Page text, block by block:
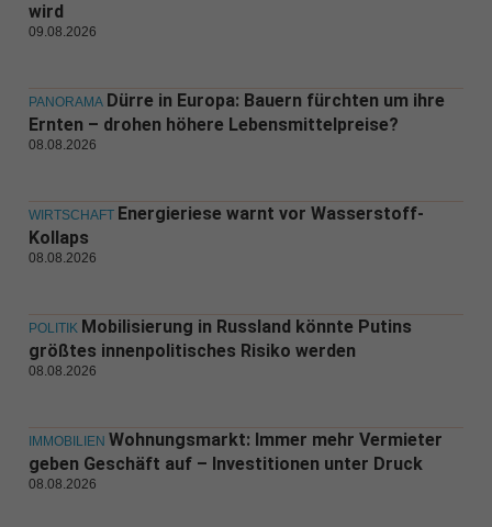
wird
09.08.2026
PANORAMA Dürre in Europa: Bauern fürchten um ihre
Ernten – drohen höhere Lebensmittelpreise?
08.08.2026
WIRTSCHAFT Energieriese warnt vor Wasserstoff-
Kollaps
08.08.2026
POLITIK Mobilisierung in Russland könnte Putins
größtes innenpolitisches Risiko werden
08.08.2026
IMMOBILIEN Wohnungsmarkt: Immer mehr Vermieter
geben Geschäft auf – Investitionen unter Druck
08.08.2026